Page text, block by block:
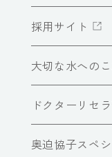
採用サイト
大切な水への
ドクターリセ
奥迫協子スペ